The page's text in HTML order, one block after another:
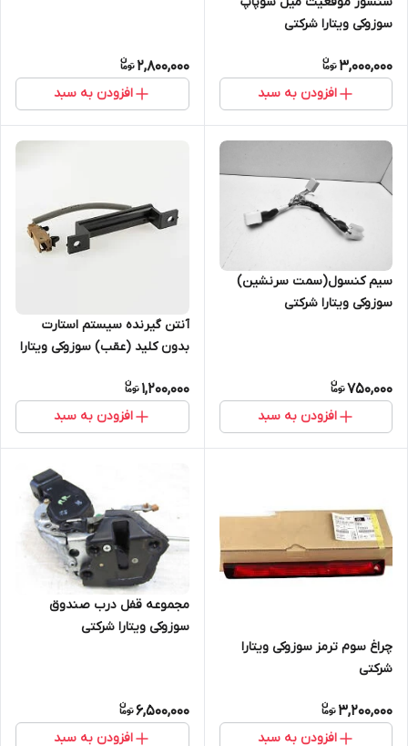
سوزوکی ویتارا شرکتی
3,000,000
افزودن به سبد
2,800,000
افزودن به سبد
سیم کنسول(سمت سرنشین)
سوزوکی ویتارا شرکتی
750,000
افزودن به سبد
آنتن گیرنده سیستم استارت
بدون کلید (عقب) سوزوکی ویتارا
1,200,000
افزودن به سبد
چراغ سوم ترمز سوزوکی ویتارا
شرکتی
3,200,000
افزودن به سبد
مجموعه قفل درب صندوق
سوزوکی ویتارا شرکتی
6,500,000
افزودن به سبد